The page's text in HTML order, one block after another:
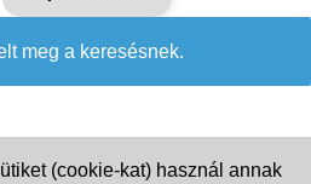
meg a keresésnek.
(cookie-kat) használ annak